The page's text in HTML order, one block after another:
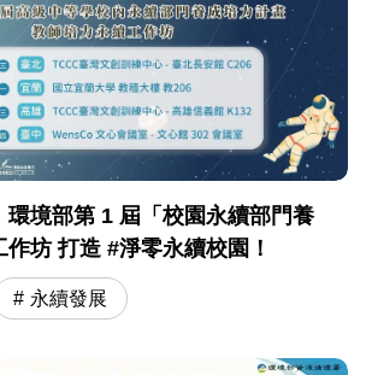
環境部第 1 屆「校園永續部門養
成」教師培力工作坊 打造 #淨零永續校園！
永續發展